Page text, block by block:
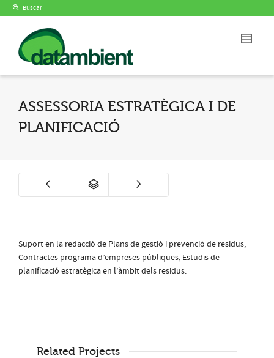
Buscar
ASSESSORIA ESTRATÈGICA I DE
PLANIFICACIÓ
Suport en la redacció de Plans de gestió i prevenció de residus,
Contractes programa d’empreses públiques, Estudis de
planificació estratègica en l’àmbit dels residus.
Related Projects